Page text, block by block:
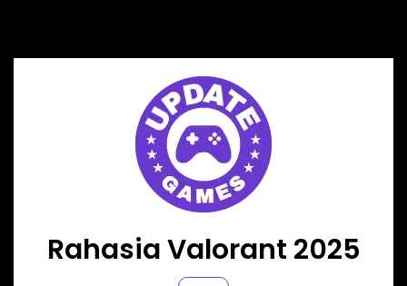
content
Rahasia Valorant 2025